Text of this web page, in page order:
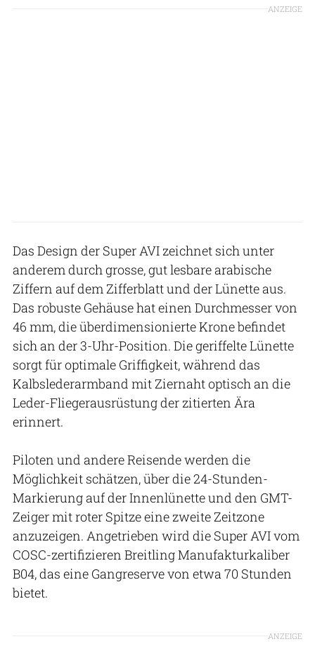
ANZEIGE
Das Design der Super AVI zeichnet sich unter
anderem durch grosse, gut lesbare arabische
Ziffern auf dem Zifferblatt und der Lünette aus.
Das robuste Gehäuse hat einen Durchmesser von
46 mm, die überdimensionierte Krone befindet
sich an der 3-Uhr-Position. Die geriffelte Lünette
sorgt für optimale Griffigkeit, während das
Kalbslederarmband mit Ziernaht optisch an die
Leder-Fliegerausrüstung der zitierten Ära
erinnert.
Piloten und andere Reisende werden die
Möglichkeit schätzen, über die 24-Stunden-
Markierung auf der Innenlünette und den GMT-
Zeiger mit roter Spitze eine zweite Zeitzone
anzuzeigen. Angetrieben wird die Super AVI vom
COSC-zertifizieren Breitling Manufakturkaliber
B04, das eine Gangreserve von etwa 70 Stunden
bietet.
ANZEIGE